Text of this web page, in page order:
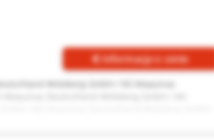
Informacja o cenie
Widoberg GmbH / NS Maquinas
GmbH / NS Maquinas Deutschland Widoberg